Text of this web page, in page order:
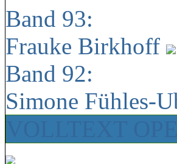
Band 93:
Frauke Birkhoff
Band 92:
Simone Fühles-